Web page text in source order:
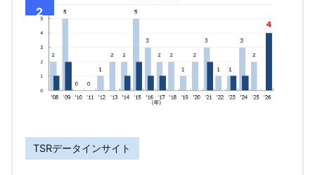
2
TSRデータインサイト